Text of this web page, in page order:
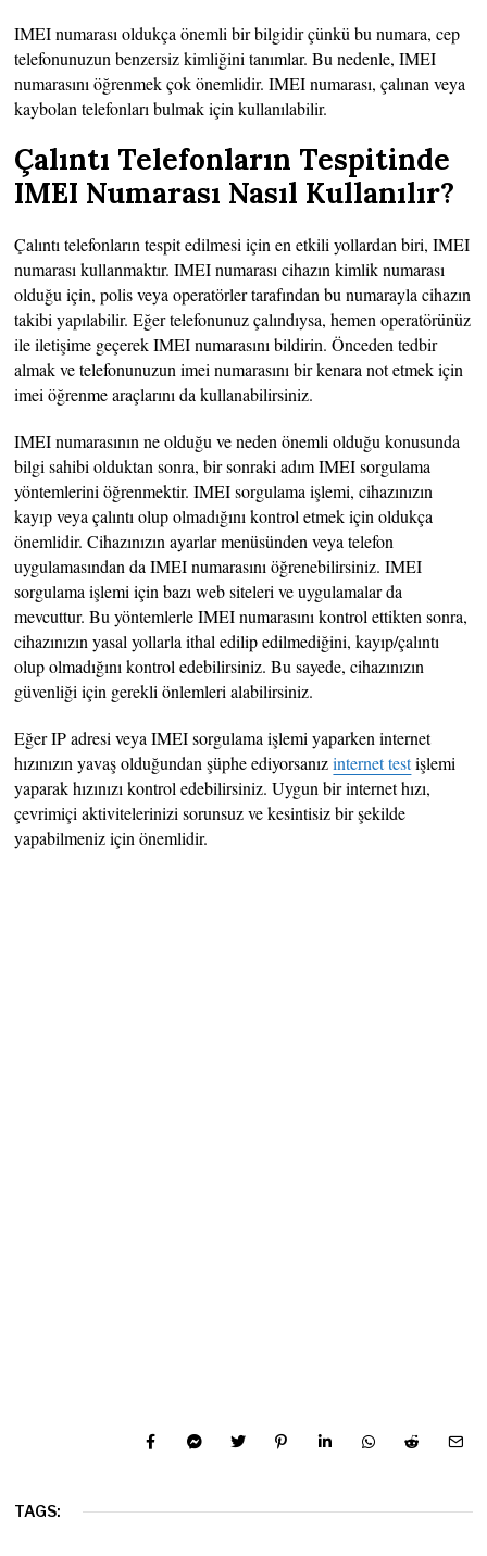
IMEI numarası oldukça önemli bir bilgidir çünkü bu numara, cep
telefonunuzun benzersiz kimliğini tanımlar. Bu nedenle, IMEI
numarasını öğrenmek çok önemlidir. IMEI numarası, çalınan veya
kaybolan telefonları bulmak için kullanılabilir.
Çalıntı Telefonların Tespitinde
IMEI Numarası Nasıl Kullanılır?
Çalıntı telefonların tespit edilmesi için en etkili yollardan biri, IMEI
numarası kullanmaktır. IMEI numarası cihazın kimlik numarası
olduğu için, polis veya operatörler tarafından bu numarayla cihazın
takibi yapılabilir. Eğer telefonunuz çalındıysa, hemen operatörünüz
ile iletişime geçerek IMEI numarasını bildirin. Önceden tedbir
almak ve telefonunuzun imei numarasını bir kenara not etmek için
imei öğrenme araçlarını da kullanabilirsiniz.
IMEI numarasının ne olduğu ve neden önemli olduğu konusunda
bilgi sahibi olduktan sonra, bir sonraki adım IMEI sorgulama
yöntemlerini öğrenmektir. IMEI sorgulama işlemi, cihazınızın
kayıp veya çalıntı olup olmadığını kontrol etmek için oldukça
önemlidir. Cihazınızın ayarlar menüsünden veya telefon
uygulamasından da IMEI numarasını öğrenebilirsiniz. IMEI
sorgulama işlemi için bazı web siteleri ve uygulamalar da
mevcuttur. Bu yöntemlerle IMEI numarasını kontrol ettikten sonra,
cihazınızın yasal yollarla ithal edilip edilmediğini, kayıp/çalıntı
olup olmadığını kontrol edebilirsiniz. Bu sayede, cihazınızın
güvenliği için gerekli önlemleri alabilirsiniz.
Eğer IP adresi veya IMEI sorgulama işlemi yaparken internet
hızınızın yavaş olduğundan şüphe ediyorsanızinternet testişlemi
yaparak hızınızı kontrol edebilirsiniz. Uygun bir internet hızı,
çevrimiçi aktivitelerinizi sorunsuz ve kesintisiz bir şekilde
yapabilmeniz için önemlidir.
TAGS: